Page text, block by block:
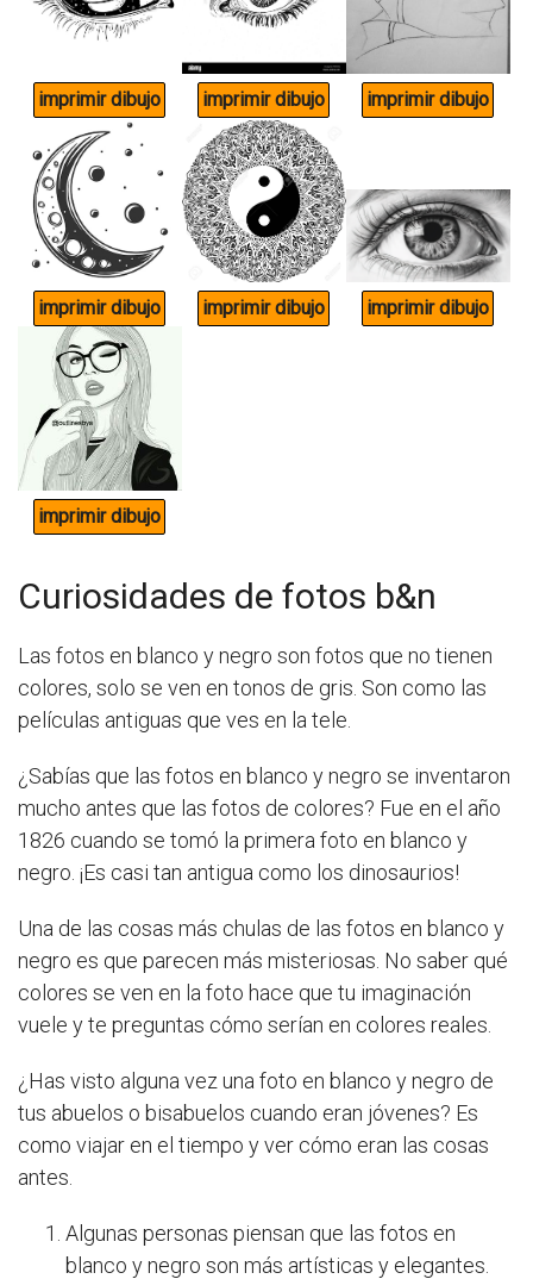
Curiosidades de fotos b&n
Las fotos en blanco y negro son fotos que no tienen
colores, solo se ven en tonos de gris. Son como las
películas antiguas que ves en la tele.
¿Sabías que las fotos en blanco y negro se inventaron
mucho antes que las fotos de colores? Fue en el año
1826 cuando se tomó la primera foto en blanco y
negro. ¡Es casi tan antigua como los dinosaurios!
Una de las cosas más chulas de las fotos en blanco y
negro es que parecen más misteriosas. No saber qué
colores se ven en la foto hace que tu imaginación
vuele y te preguntas cómo serían en colores reales.
¿Has visto alguna vez una foto en blanco y negro de
tus abuelos o bisabuelos cuando eran jóvenes? Es
como viajar en el tiempo y ver cómo eran las cosas
antes.
Algunas personas piensan que las fotos en
blanco y negro son más artísticas y elegantes.